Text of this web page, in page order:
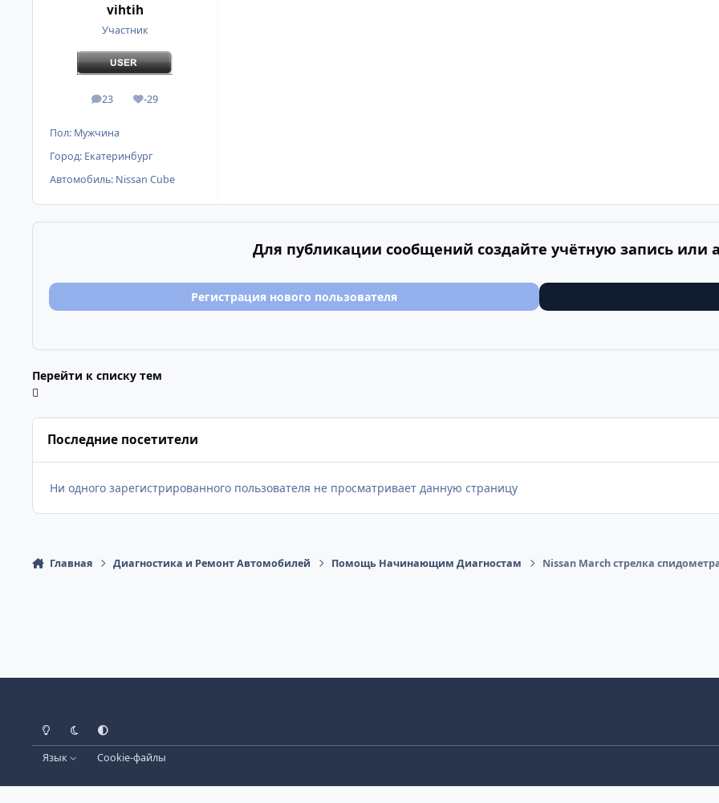
vihtih
Участник
23
сообщения
-29
Репутация
Пол: Мужчина
Город: Екатеринбург
Автомобиль: Nissan Cube
Для публикации сообщений создайте учётную запись или
Регистрация нового пользователя
Перейти к списку тем
Последние посетители
Ни одного зарегистрированного пользователя не просматривает данную страницу
Главная Диагностика и Ремонт Автомобилей Помощь Начинающим Диагностам Nissan March стрелка
Светлый Режим
Темный Режим
Настройка Системы
Язык Cookie-файлы